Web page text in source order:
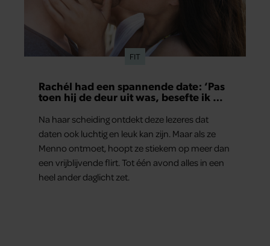
FIT
Rachél had een spannende date: ‘Pas
toen hij de deur uit was, besefte ik wat
er echt was gebeurd’
Na haar scheiding ontdekt deze lezeres dat
daten ook luchtig en leuk kan zijn. Maar als ze
Menno ontmoet, hoopt ze stiekem op meer dan
een vrijblijvende flirt. Tot één avond alles in een
heel ander daglicht zet.